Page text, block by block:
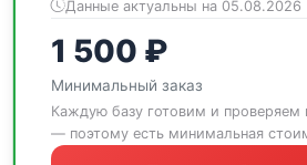
Данные актуальны на 05.08.2026
1 500 ₽
Минимальный заказ
Каждую базу готовим и проверяем
— поэтому есть минимальная